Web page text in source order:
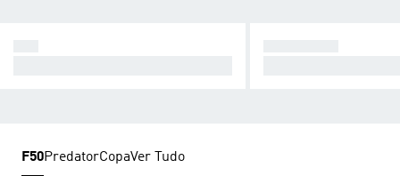
F50PredatorCopaVer Tudo